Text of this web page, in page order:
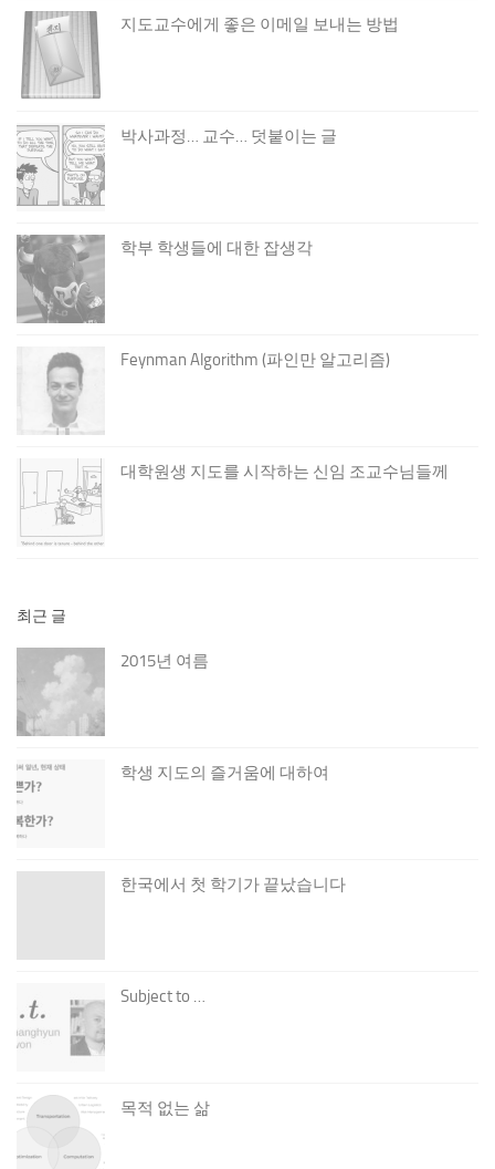
지도교수에게 좋은 이메일 보내는 방법
박사과정… 교수… 덧붙이는 글
학부 학생들에 대한 잡생각
Feynman Algorithm (파인만 알고리즘)
대학원생 지도를 시작하는 신임 조교수님들께
최근 글
2015년 여름
학생 지도의 즐거움에 대하여
한국에서 첫 학기가 끝났습니다
Subject to …
목적 없는 삶